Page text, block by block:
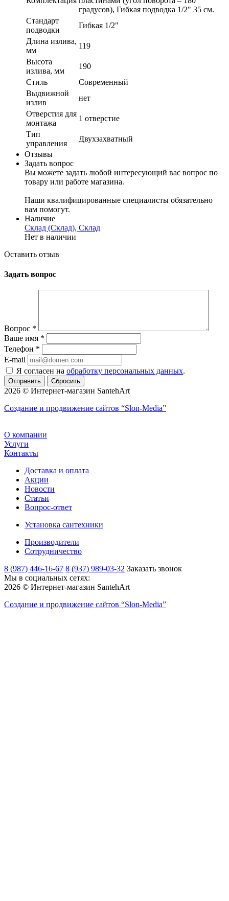
градусов), Гибкая подводка 1/2" 35 см.
Стандарт
подводки
Гибкая 1/2"
Длина излива,
мм
119
Высота
излива, мм
190
Стиль
Современный
Выдвижной
излив
нет
Отверстия для
монтажа
1 отверстие
Тип
управления
Двухзахватный
Отзывы
Задать вопрос
Вы можете задать любой интересующий вас вопрос по
товару или работе магазина.
Наши квалифицированные специалисты обязательно
вам помогут.
Наличие
Склад (Склад), Склад
Нет в наличии
Оставить отзыв
Задать вопрос
Вопрос *
Ваше имя *
Телефон *
E-mail
Я согласен на обработку персональных данных.
Сбросить
2026 © Интернет-магазин SantehArt
Создание и продвижение сайтов “Slon-Media”
О компании
Услуги
Контакты
Доставка и оплата
Акции
Новости
Статьи
Вопрос-ответ
Установка сантехники
Производители
Сотрудничество
8 (987) 446-16-67 8 (937) 989-03-32 Заказать звонок
Мы в социальных сетях:
2026 © Интернет-магазин SantehArt
Создание и продвижение сайтов “Slon-Media”